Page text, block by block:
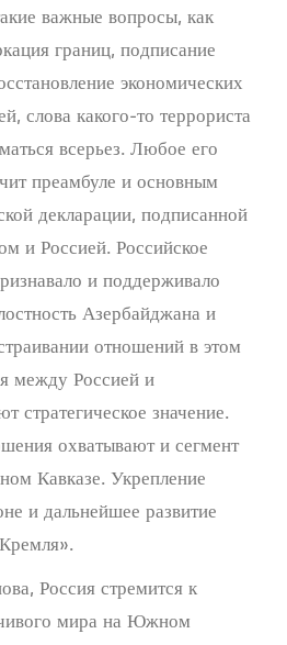
важные вопросы, как
границ, подписание
экономических
слова какого-то террориста
всерьез. Любое его
преамбуле и основным
декларации, подписанной
и Россией. Российское
и поддерживало
Азербайджана и
отношений в этом
между Россией и
стратегическое значение.
охватывают и сегмент
Кавказе. Укрепление
и дальнейшее развитие
Россия стремится к
мира на Южном